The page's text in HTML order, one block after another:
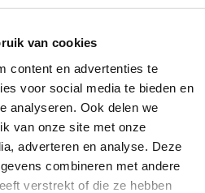
van cookies
content en advertenties te
voor social media te bieden en
analyseren. Ook delen we
van onze site met onze
adverteren en analyse. Deze
combineren met andere
verstrekt of die ze hebben
Lees meer over
rol dan mensen denken.
dan kinderen, maar niet
in ons artikel overblind
.